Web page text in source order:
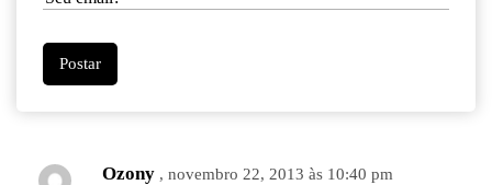
Ozony , novembro 22, 2013 às 10:40 pm